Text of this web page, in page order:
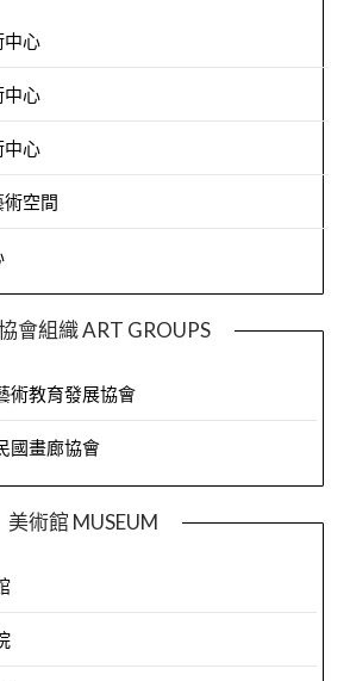
中心
中心
中心
空間
會組織 ART GROUPS
術教育發展協會
國畫廊協會
美術館 MUSEUM